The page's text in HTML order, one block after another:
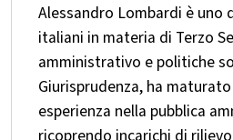
Alessandro Lombardi è uno
italiani in materia di Terzo
amministrativo e politiche
Giurisprudenza, ha
esperienza nella pubblica